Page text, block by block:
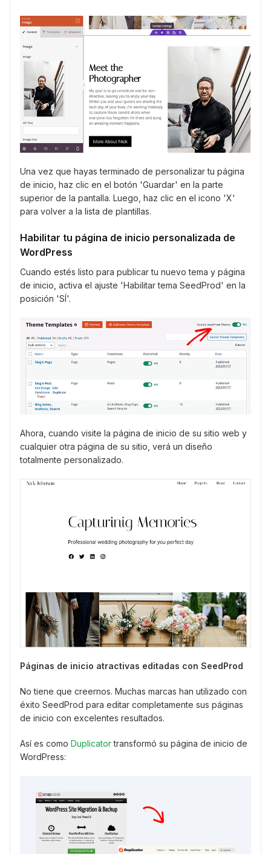
Una vez que hayas terminado de personalizar tu página
de inicio, haz clic en el botón 'Guardar' en la parte
superior de la pantalla. Luego, haz clic en el icono 'X'
para volver a la lista de plantillas.
Habilitar tu página de inicio personalizada de
WordPress
Cuando estés listo para publicar tu nuevo tema y página
de inicio, activa el ajuste 'Habilitar tema SeedProd' en la
posición 'SÍ'.
Ahora, cuando visite la página de inicio de su sitio web y
cualquier otra página de su sitio, verá un diseño
totalmente personalizado.
Páginas de inicio atractivas editadas con SeedProd
No tiene que creernos. Muchas marcas han utilizado con
éxito SeedProd para editar completamente sus páginas
de inicio con excelentes resultados.
Así es como Duplicatortransformó su página de inicio de
WordPress: